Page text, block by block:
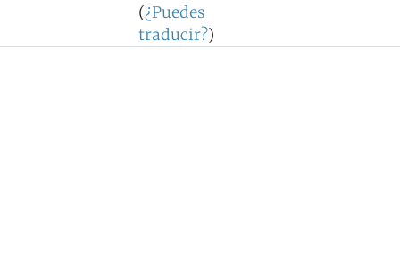
(¿Puedes
traducir?)